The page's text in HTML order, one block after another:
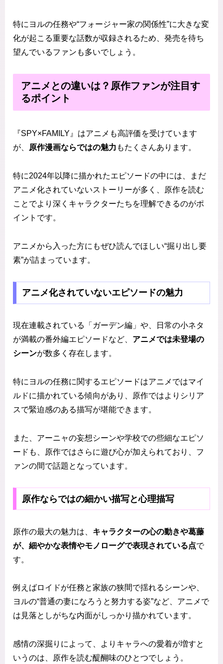
特にヨルの任務や“フォージャー家の関係性”に大きな変
化が起こる重要な話数が収録されるため、発売を待ち
望んでいるファンも多いでしょう。
アニメとの違いは？原作ファンが注目す
るポイント
『SPY×FAMILY』はアニメも高評価を受けています
が、
原作漫画ならではの魅力 もたくさんあります。
特に2024年以降に描かれたエピソードの中には、まだ
アニメ化されていないストーリーが多く、原作を読む
ことでより深くキャラクターたちを理解できるのがポ
イントです。
アニメから入った方にもぜひ読んでほしい“掘り出し要
素”が詰まっています。
アニメ化されていないエピソードの魅力
現在連載されている「ガーデン編」や、日常の小ネタ
が満載の番外編エピソードなど、 アニメでは未登場の
シーンが数多く存在します。
特にヨルの任務に関するエピソードはアニメではマイ
ルドに描かれている傾向があり、原作ではよりシリア
スで緊迫感のある描写が堪能できます。
また、アーニャの妄想シーンや学校での些細なエピソ
ードも、原作ではさらに遊び心が加えられており、フ
ァンの間で話題となっています。
原作ならではの細かい描写と心理描写
原作の最大の魅力は、 キャラクターの心の動きや葛藤
が、細やかな表情やモノローグで表現されている点で
す。
例えばロイドが任務と家族の狭間で揺れるシーンや、
ヨルの“普通の妻になろうと努力する姿”など、アニメで
は見落としがちな内面がしっかり描かれています。
感情の深掘りによって、よりキャラへの愛着が増すと
いうのは、原作を読む醍醐味のひとつでしょう。